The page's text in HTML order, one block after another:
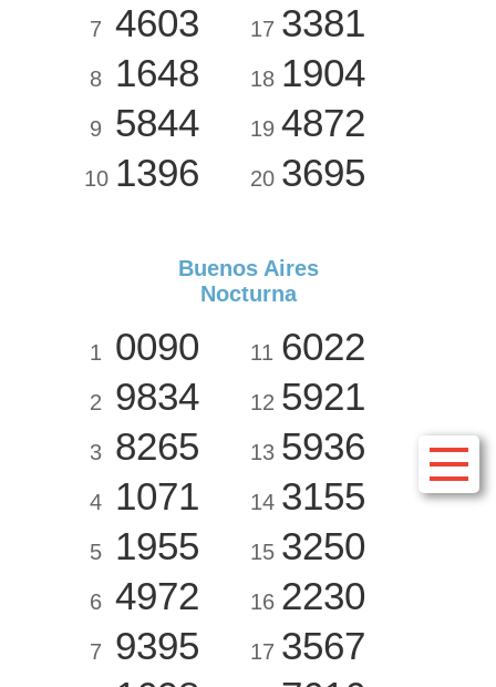
7 4603
8 1648
9 5844
10 1396
17 3381
18 1904
19 4872
20 3695
Buenos Aires
Nocturna
1 0090
2 9834
3 8265
4 1071
5 1955
6 4972
7
9395
11 6022
12 5921
13 5936
14 3155
15 3250
16 2230
17 3567